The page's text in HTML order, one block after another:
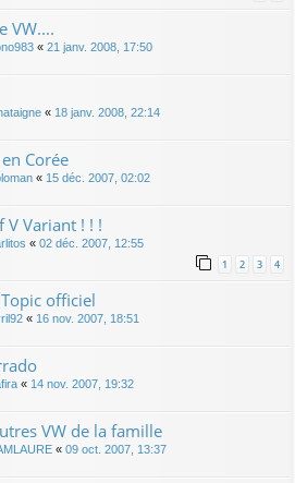
VW....
« 21 janv. 2008, 17:50
« 18 janv. 2008, 22:14
Corée
« 15 déc. 2007, 02:02
V Variant ! ! !
« 02 déc. 2007, 12:55
1 2 3 4
officiel
« 16 nov. 2007, 18:51
« 14 nov. 2007, 19:32
VW de la famille
« 09 oct. 2007, 13:37